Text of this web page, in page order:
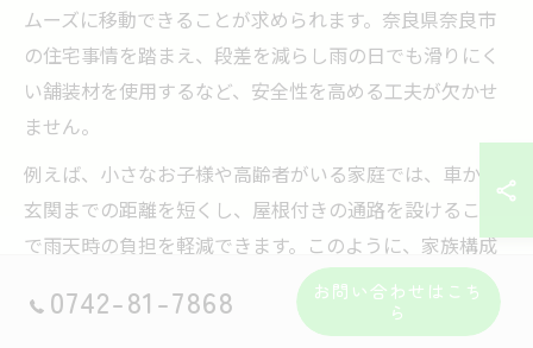
ムーズに移動できることが求められます。奈良県奈良市
の住宅事情を踏まえ、段差を減らし雨の日でも滑りにく
い舗装材を使用するなど、安全性を高める工夫が欠かせ
ません。
例えば、小さなお子様や高齢者がいる家庭では、車から
玄関までの距離を短くし、屋根付きの通路を設けること
で雨天時の負担を軽減できます。このように、家族構成
や生活スタイルに合わせて動線をカスタマイズすること
で、日々の暮らしが快適になるのです。最終的に動線設
0742-81-7868
お問い合わせはこち
ら